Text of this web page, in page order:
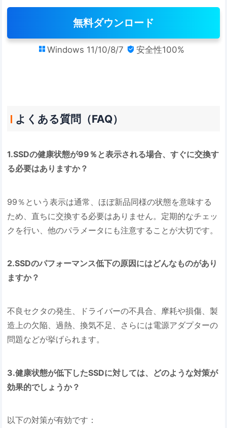
無料ダウンロード
 Windows 11/10/8/7  安全性100%
よくある質問（FAQ）
1.SSDの健康状態が99％と表示される場合、すぐに交換す
る必要はありますか？
99％という表示は通常、ほぼ新品同様の状態を意味する
ため、直ちに交換する必要はありません。定期的なチェッ
クを行い、他のパラメータにも注意することが大切です。
2.SSDのパフォーマンス低下の原因にはどんなものがあり
ますか？
不良セクタの発生、ドライバーの不具合、摩耗や損傷、製
造上の欠陥、過熱、換気不足、さらには電源アダプターの
問題などが挙げられます。
3.健康状態が低下したSSDに対しては、どのような対策が
効果的でしょうか？
以下の対策が有効です：